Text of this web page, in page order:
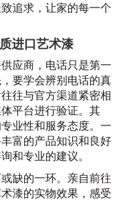
追求，让家的每一个
进口艺术漆
应商，电话只是第一
要学会辨别电话的真
往往与官方渠道紧密相
平台进行验证。其
业性和服务态度。一
富的产品知识和良好
和专业的建议。
缺的一环。亲自前往
漆的实物效果，感受